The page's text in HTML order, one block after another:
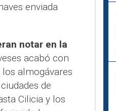
enviada
notar en la
acabó con
almogávares
de
Cilicia y los